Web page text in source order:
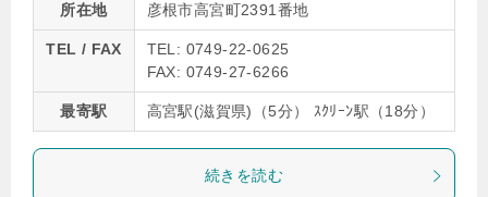
所在地 彦根市高宮町2391番地
TEL / FAX
TEL: 0749-22-0625
FAX: 0749-27-6266
最寄駅 高宮駅(滋賀県)（5分） ｽｸﾘｰﾝ駅（18分）
続きを読む